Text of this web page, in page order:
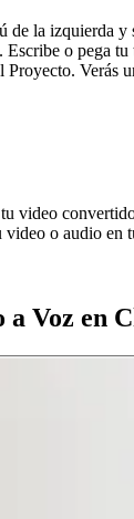
de la izquierda y
o pega
Verás
video
o audio en
Voz en